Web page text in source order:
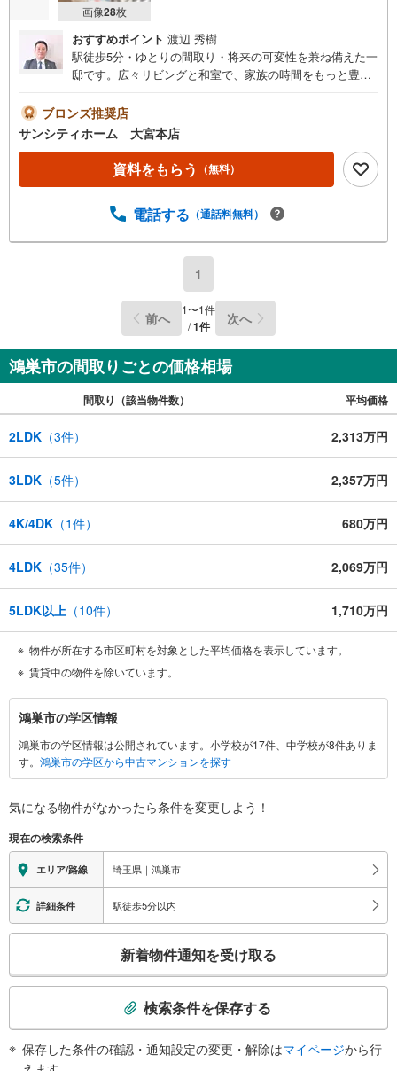
画像28枚
おすすめポイント 渡辺 秀樹
駅徒歩5分・ゆとりの間取り・将来の可変性を兼ね備えた一
邸です。広々リビングと和室で、家族の時間をもっと豊か
勤・通学にも便利・広々リビング＋和室で家族団らんに最
適・2階にも和室があり、落ち着いた住空間を確保・収納も
全居室にスペースがあり、お荷物がしっかり入ります！・
トイレは1階・2階の2箇所で忙しい時間帯も安心・毎日が特
別になる、くつろぎのバスルーム ・ライフスタイルやご家
【物件相談】・とりあえず実際の物件を見てみたい！・希
ナーとしてサポートさせていただきます 無料相談会受付中
お家購入やその他、保険や教育資金、老後の生活など...気
になる事はありませんか？弊社ではファイナンシャルプラ
ンナー専門企業のスタッフがお客様の不安にお答えします
ご興味のある方は是非！お問合せ下さい
ブロンズ推奨店
サンシティホーム 大宮本店
資料をもらう （無料）
電話する （通話料無料）
1
前へ 1〜1件
/1件 次へ
鴻巣市の間取りごとの価格相場
間取り（該当物件数） 平均価格
2LDK （3件） 2,313万円
3LDK （5件） 2,357万円
4K/4DK （1件） 680万円
4LDK （35件） 2,069万円
5LDK以上 （10件） 1,710万円
物件が所在する市区町村を対象とした平均価格を表示しています。
賃貸中の物件を除いています。
鴻
巣
市
に
す
情
報
鴻巣市の学区情報
鴻巣市の学区情報は公開されています。小学校が17件、中学校が8件ありま
す。 鴻巣市の学区から中古マンションを探す
気になる物件がなかったら条件を変更しよう！
現在の検索条件
エリア/路線 埼玉県｜鴻巣市
詳細条件 駅徒歩5分以内
検
新着物件通知を受け取る
検索条件を保存する
保存した条件の確認・通知設定の変更・解除はマイページから行